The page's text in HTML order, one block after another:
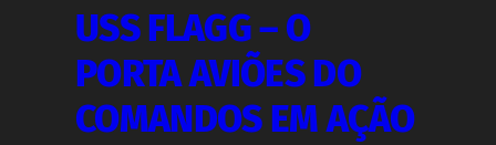
USS FLAGG – O
PORTA AVIÕES DO
COMANDOS EM AÇÃO